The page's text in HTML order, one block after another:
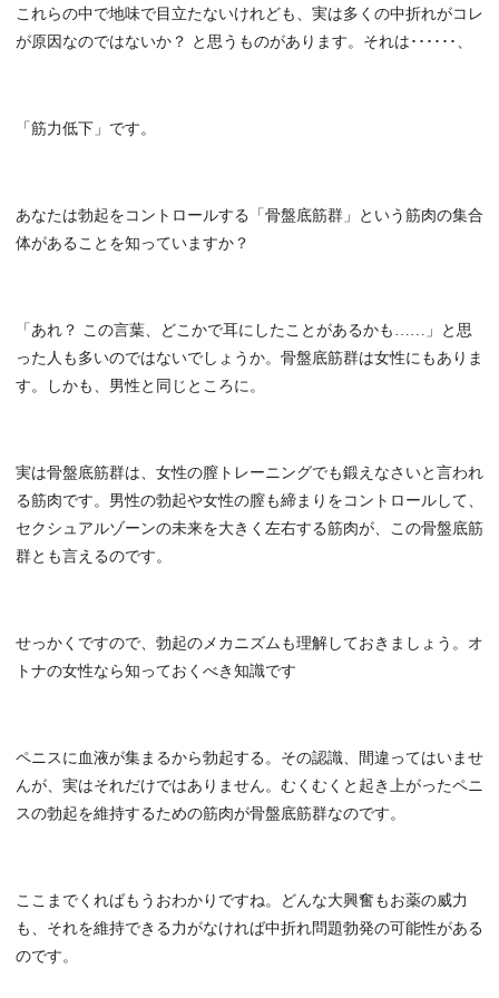
これらの中で地味で目立たないけれども、実は多くの中折れがコレ
が原因なのではないか？ と思うものがあります。それは･･････、
「筋力低下」です。
あなたは勃起をコントロールする「骨盤底筋群」という筋肉の集合
体があることを知っていますか？
「あれ？ この言葉、どこかで耳にしたことがあるかも……」と思
った人も多いのではないでしょうか。骨盤底筋群は女性にもありま
す。しかも、男性と同じところに。
実は骨盤底筋群は、女性の膣トレーニングでも鍛えなさいと言われ
る筋肉です。男性の勃起や女性の膣も締まりをコントロールして、
セクシュアルゾーンの未来を大きく左右する筋肉が、この骨盤底筋
群とも言えるのです。
せっかくですので、勃起のメカニズムも理解しておきましょう。オ
トナの女性なら知っておくべき知識です
ペニスに血液が集まるから勃起する。その認識、間違ってはいませ
んが、実はそれだけではありません。むくむくと起き上がったペニ
スの勃起を維持するための筋肉が骨盤底筋群なのです。
ここまでくればもうおわかりですね。どんな大興奮もお薬の威力
も、それを維持できる力がなければ中折れ問題勃発の可能性がある
のです。